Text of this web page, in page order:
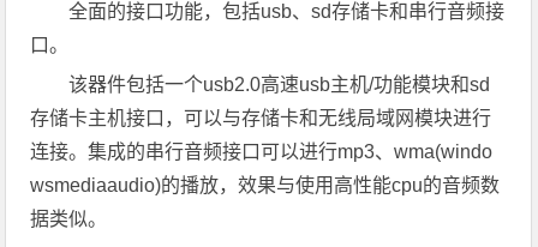
全面的接口功能，包括usb、sd存储卡和串行音频接
口。
该器件包括一个usb2.0高速usb主机/功能模块和sd
存储卡主机接口，可以与存储卡和无线局域网模块进行
连接。集成的串行音频接口可以进行mp3、wma(windo
wsmediaaudio)的播放，效果与使用高性能cpu的音频数
据类似。